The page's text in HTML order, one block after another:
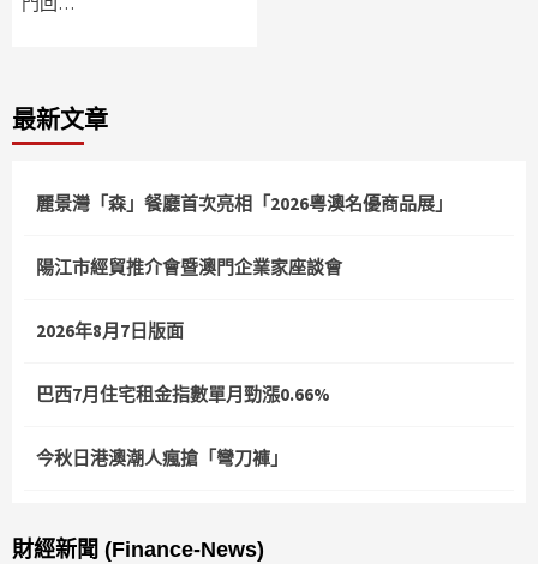
最新文章
麗景灣「森」餐廳首次亮相「2026粵澳名優商品展」
陽江市經貿推介會暨澳門企業家座談會
2026年8月7日版面
巴西7月住宅租金指數單月勁漲0.66%
今秋日港澳潮人瘋搶「彎刀褲」
財經新聞 (Finance-News)